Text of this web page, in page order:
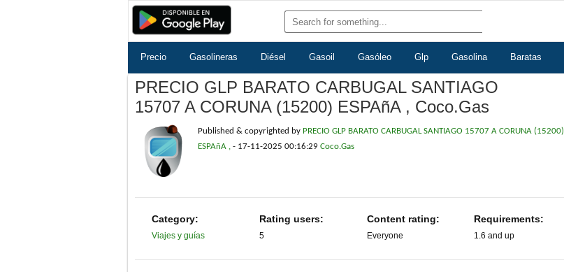
Precio Gasolineras Diésel Gasoil Gasóleo Glp Gasolina Baratas
PRECIO GLP BARATO CARBUGAL SANTIAGO
15707 A CORUNA (15200) ESPAñA , Coco.Gas
Published & copyrighted by PRECIO GLP BARATO CARBUGAL SANTIAGO 15707 A CORUNA (15200)
ESPAñA , - 17-11-2025 00:16:29 Coco.Gas
Category:
Viajes y guías
Rating users:
5
Content rating:
Everyone
Requirements:
1.6 and up